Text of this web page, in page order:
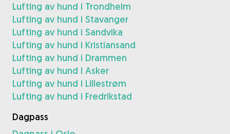
Lufting av hund i Trondheim
Lufting av hund i Stavanger
Lufting av hund i Sandvika
Lufting av hund i Kristiansand
Lufting av hund i Drammen
Lufting av hund i Asker
Lufting av hund i Lillestrøm
Lufting av hund i Fredrikstad
Dagpass